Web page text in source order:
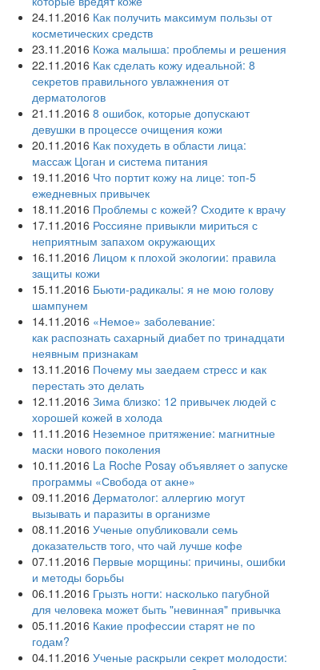
24.11.2016 Как получить максимум пользы от
косметических средств
23.11.2016 Кожа малыша: проблемы и решения
22.11.2016 Как сделать кожу идеальной: 8
секретов правильного увлажнения от
дерматологов
21.11.2016 8 ошибок, которые допускают
девушки в процессе очищения кожи
20.11.2016 Как похудеть в области лица:
массаж Цоган и система питания
19.11.2016 Что портит кожу на лице: топ-5
ежедневных привычек
18.11.2016 Проблемы с кожей? Сходите к врачу
17.11.2016 Россияне привыкли мириться с
неприятным запахом окружающих
16.11.2016 Лицом к плохой экологии: правила
защиты кожи
15.11.2016 Бьюти-радикалы: я не мою голову
шампунем
14.11.2016 «Немое» заболевание:
как распознать сахарный диабет по тринадцати
неявным признакам
13.11.2016 Почему мы заедаем стресс и как
перестать это делать
12.11.2016 Зима близко: 12 привычек людей с
хорошей кожей в холода
11.11.2016 Неземное притяжение: магнитные
маски нового поколения
10.11.2016 La Roche Posay объявляет о запуске
программы «Свобода от акне»
09.11.2016 Дерматолог: аллергию могут
вызывать и паразиты в организме
08.11.2016 Ученые опубликовали семь
доказательств того, что чай лучше кофе
07.11.2016 Первые морщины: причины, ошибки
и методы борьбы
06.11.2016 Грызть ногти: насколько пагубной
для человека может быть "невинная" привычка
05.11.2016 Какие профессии старят не по
годам?
04.11.2016 Ученые раскрыли секрет молодости: